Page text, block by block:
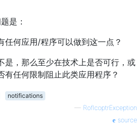
是：
任何应用/程序可以做到这一点？
是，那么至少在技术上是否可行，或
有任何限制阻止此类应用程序？
notifications
— RoflcoptrException
source